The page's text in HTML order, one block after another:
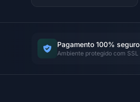
Pagamento 100% seguro
Ambiente protegido com SSL